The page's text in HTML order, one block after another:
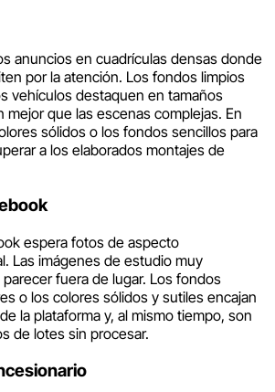
anuncios en cuadrículas densas donde
por la atención. Los fondos limpios
vehículos destaquen en tamaños
que las escenas complejas. En
sólidos o los fondos sencillos para
a los elaborados montajes de
espera fotos de aspecto
Las imágenes de estudio muy
fuera de lugar. Los fondos
o los colores sólidos y sutiles encajan
la plataforma y, al mismo tiempo, son
de lotes sin procesar.